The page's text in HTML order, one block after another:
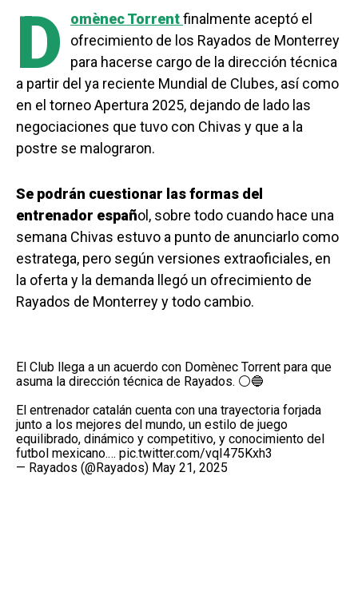
D omènec Torrentfinalmente aceptó el
ofrecimiento de los Rayados de Monterrey
para hacerse cargo de la dirección técnica
a partir del ya reciente Mundial de Clubes, así como
en el torneo Apertura 2025, dejando de lado las
negociaciones que tuvo con Chivas y que a la
postre se malograron.
Se podrán cuestionar las formas del
entrenador español, sobre todo cuando hace una
semana Chivas estuvo a punto de anunciarlo como
estratega, pero según versiones extraoficiales, en
la oferta y la demanda llegó un ofrecimiento de
Rayados de Monterrey y todo cambio.
El Club llega a un acuerdo con Domènec Torrent para que
asuma la dirección técnica de Rayados. ⚪🔵
El entrenador catalán cuenta con una trayectoria forjada
junto a los mejores del mundo, un estilo de juego
equilibrado, dinámico y competitivo, y conocimiento del
futbol mexicano.… pic.twitter.com/vqI475Kxh3
— Rayados (@Rayados) May 21, 2025